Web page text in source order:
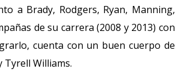
a Brady, Rodgers, Ryan, Manning,
de su carrera (2008 y 2013) con
cuenta con un buen cuerpo de
Tyrell Williams.